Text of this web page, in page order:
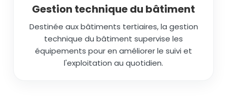
Gestion technique du bâtiment
Destinée aux bâtiments tertiaires, la gestion
technique du bâtiment supervise les
équipements pour en améliorer le suivi et
l'exploitation au quotidien.